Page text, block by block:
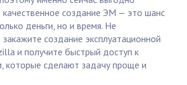
качественное создание ЭМ — это шанс
деньги, но и время. Не
создание эксплуатационной
и получите быстрый доступ к
которые сделают задачу проще и